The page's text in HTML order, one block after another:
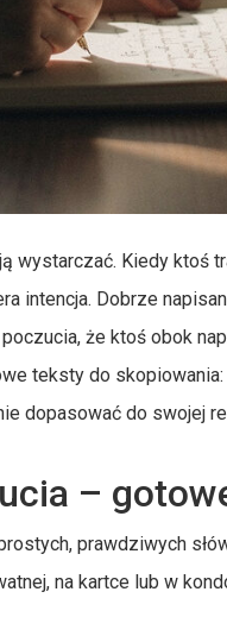
wystarczać. Kiedy ktoś
intencja. Dobrze
że ktoś obok
teksty do
dopasować do swojej
–
prawdziwych
na kartce lub w